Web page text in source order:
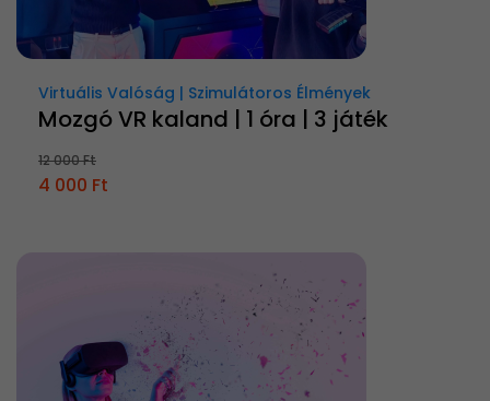
Virtuális Valóság | Szimulátoros Élmények
Mozgó VR kaland | 1 óra | 3 játék
12 000 Ft
4 000 Ft